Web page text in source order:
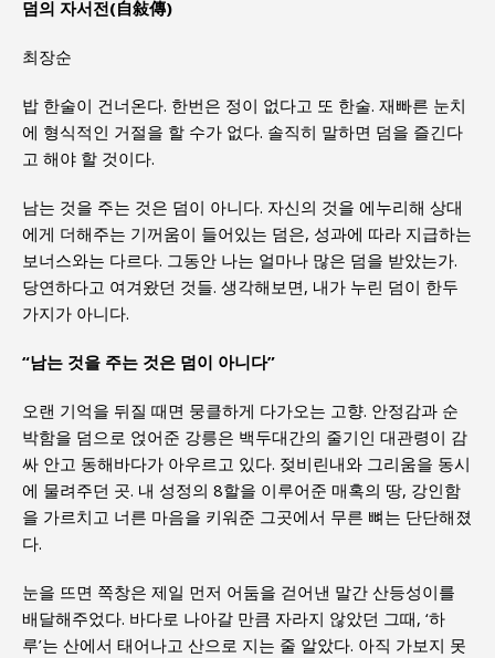
덤의 자서전(自敍傳)
최장순
밥 한술이 건너온다. 한번은 정이 없다고 또 한술. 재빠른 눈치
에 형식적인 거절을 할 수가 없다. 솔직히 말하면 덤을 즐긴다
고 해야 할 것이다.
남는 것을 주는 것은 덤이 아니다. 자신의 것을 에누리해 상대
에게 더해주는 기꺼움이 들어있는 덤은, 성과에 따라 지급하는
보너스와는 다르다. 그동안 나는 얼마나 많은 덤을 받았는가.
당연하다고 여겨왔던 것들. 생각해보면, 내가 누린 덤이 한두
가지가 아니다.
“남는 것을 주는 것은 덤이 아니다”
오랜 기억을 뒤질 때면 뭉클하게 다가오는 고향. 안정감과 순
박함을 덤으로 얹어준 강릉은 백두대간의 줄기인 대관령이 감
싸 안고 동해바다가 아우르고 있다. 젖비린내와 그리움을 동시
에 물려주던 곳. 내 성정의 8할을 이루어준 매혹의 땅, 강인함
을 가르치고 너른 마음을 키워준 그곳에서 무른 뼈는 단단해졌
다.
눈을 뜨면 쪽창은 제일 먼저 어둠을 걷어낸 말간 산등성이를
배달해주었다. 바다로 나아갈 만큼 자라지 않았던 그때, ‘하
루’는 산에서 태어나고 산으로 지는 줄 알았다. 아직 가보지 못